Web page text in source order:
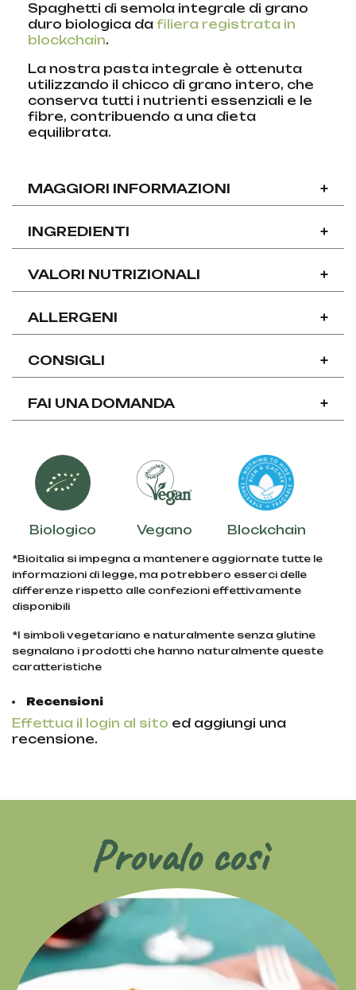
Spaghetti di semola integrale di grano
duro biologica da filiera registrata in
blockchain.
La nostra pasta integrale è ottenuta
utilizzando il chicco di grano intero, che
conserva tutti i nutrienti essenziali e le
fibre, contribuendo a una dieta
equilibrata.
MAGGIORI INFORMAZIONI +
INGREDIENTI +
VALORI NUTRIZIONALI +
ALLERGENI +
CONSIGLI +
FAI UNA DOMANDA +
Biologico Vegano Blockchain
*Bioitalia si impegna a mantenere aggiornate tutte le
informazioni di legge, ma potrebbero esserci delle
differenze rispetto alle confezioni effettivamente
disponibili
*I simboli vegetariano e naturalmente senza glutine
segnalano i prodotti che hanno naturalmente queste
caratteristiche
Recensioni
Effettua il login al sito ed aggiungi una
recensione.
Provalo così